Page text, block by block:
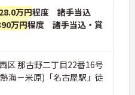
万円程度 諸手当込
万円程度 諸手当込・賞
区 那古野二丁目22番16号
海－米原)「名古屋駅」徒